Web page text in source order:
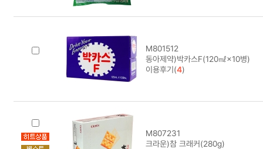
M801512
동아제약)박카스F(120㎖×10병)
이용후기(4)
M807231
크라운)참 크래커(280g)